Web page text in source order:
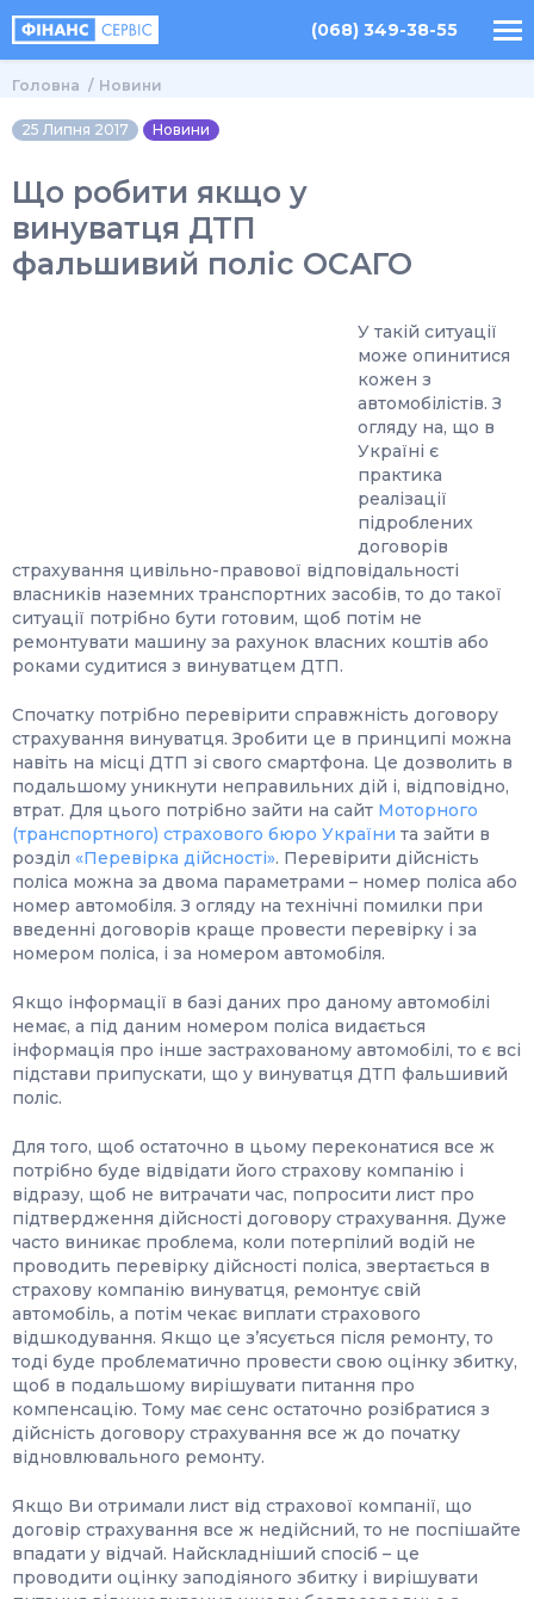
(068) 349-38-55
Головна Новини
25 Липня 2017 Новини
Що робити якщо у
винуватця ДТП
фальшивий поліс ОСАГО
У такій ситуації
може опинитися
кожен з
автомобілістів. З
огляду на, що в
Україні є
практика
реалізації
підроблених
договорів
страхування цивільно-правової відповідальності
власників наземних транспортних засобів, то до такої
ситуації потрібно бути готовим, щоб потім не
ремонтувати машину за рахунок власних коштів або
роками судитися з винуватцем ДТП.
Спочатку потрібно перевірити справжність договору
страхування винуватця. Зробити це в принципі можна
навіть на місці ДТП зі свого смартфона. Це дозволить в
подальшому уникнути неправильних дій і, відповідно,
втрат. Для цього потрібно зайти на сайт Моторного
(транспортного) страхового бюро України та зайти в
розділ «Перевірка дійсності». Перевірити дійсність
поліса можна за двома параметрами – номер поліса або
номер автомобіля. З огляду на технічні помилки при
введенні договорів краще провести перевірку і за
номером поліса, і за номером автомобіля.
Якщо інформації в базі даних про даному автомобілі
немає, а під даним номером поліса видається
інформація про інше застрахованому автомобілі, то є всі
підстави припускати, що у винуватця ДТП фальшивий
поліс.
Для того, щоб остаточно в цьому переконатися все ж
потрібно буде відвідати його страхову компанію і
відразу, щоб не витрачати час, попросити лист про
підтвердження дійсності договору страхування. Дуже
часто виникає проблема, коли потерпілий водій не
проводить перевірку дійсності поліса, звертається в
страхову компанію винуватця, ремонтує свій
автомобіль, а потім чекає виплати страхового
відшкодування. Якщо це з’ясується після ремонту, то
тоді буде проблематично провести свою оцінку збитку,
щоб в подальшому вирішувати питання про
компенсацію. Тому має сенс остаточно розібратися з
дійсність договору страхування все ж до початку
відновлювального ремонту.
Якщо Ви отримали лист від страхової компанії, що
договір страхування все ж недійсний, то не поспішайте
впадати у відчай. Найскладніший спосіб – це
проводити оцінку заподіяного збитку і вирішувати